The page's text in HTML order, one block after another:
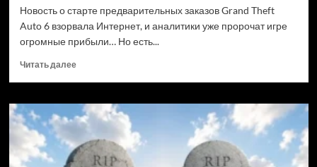
Новость о старте предварительных заказов Grand Theft
Auto 6 взорвала Интернет, и аналитики уже пророчат игре
огромные прибыли… Но есть...
Читать далееПрочитать
Когда
GTA
на ПК?